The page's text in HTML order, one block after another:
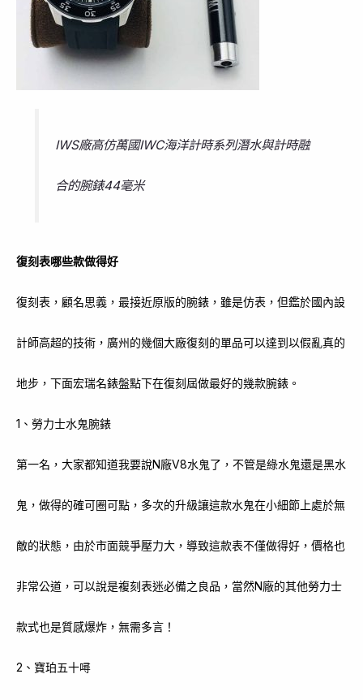
IWS廠高仿萬國IWC海洋計時系列潛水與計時融
合的腕錶44毫米
復刻表哪些款做得好
復刻表，顧名思義，最接近原版的腕錶，雖是仿表，但鑑於國內設
計師高超的技術，廣州的幾個大廠復刻的單品可以達到以假亂真的
地步，下面宏瑞名錶盤點下在復刻屆做最好的幾款腕錶。
1、勞力士水鬼腕錶
第一名，大家都知道我要說N廠V8水鬼了，不管是綠水鬼還是黑水
鬼，做得的確可圈可點，多次的升級讓這款水鬼在小細節上處於無
敵的狀態，由於市面競爭壓力大，導致這款表不僅做得好，價格也
非常公道，可以說是複刻表迷必備之良品，當然N廠的其他勞力士
款式也是質感爆炸，無需多言！
2、寶珀五十噚